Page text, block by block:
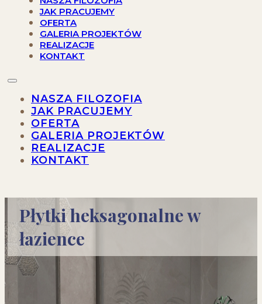
JAK PRACUJEMY
OFERTA
GALERIA PROJEKTÓW
REALIZACJE
KONTAKT
NASZA FILOZOFIA
JAK PRACUJEMY
OFERTA
GALERIA PROJEKTÓW
REALIZACJE
KONTAKT
Płytki heksagonalne w
łazience